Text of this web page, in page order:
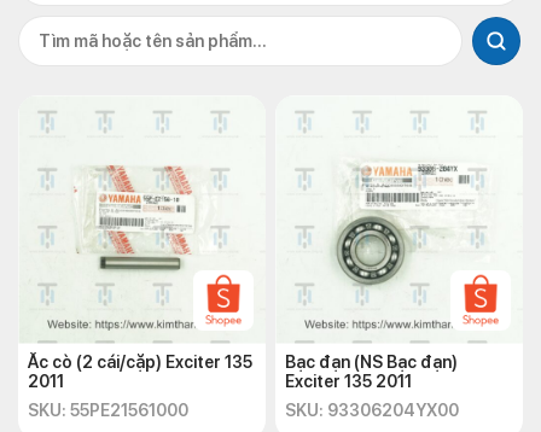
Ắc cò (2 cái/cặp) Exciter 135
2011
SKU: 55PE21561000
Bạc đạn (NS Bạc đạn)
Exciter 135 2011
SKU: 93306204YX00